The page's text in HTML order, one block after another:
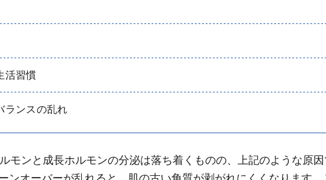
活習慣
ランスの乱れ
モンと成長ホルモンの分泌は落ち着くものの、上記のような原